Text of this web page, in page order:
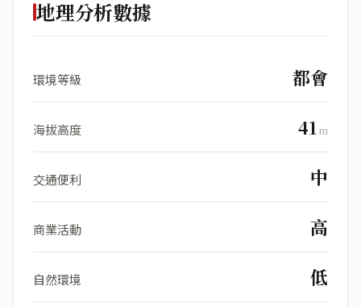
地理分析數據
環境等級 都會
海拔高度 41 m
交通便利 中
商業活動 高
自然環境 低